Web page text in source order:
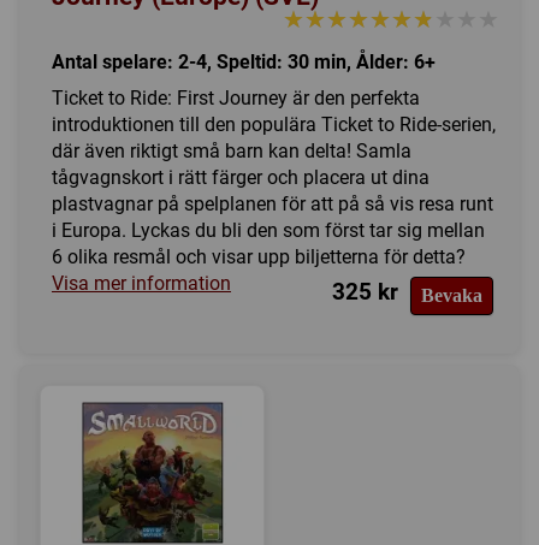
★★★★★★★★★★
★★★★★★★★★★
Antal spelare: 2-4, Speltid: 30 min, Ålder: 6+
Ticket to Ride: First Journey är den perfekta
introduktionen till den populära Ticket to Ride-serien,
där även riktigt små barn kan delta! Samla
tågvagnskort i rätt färger och placera ut dina
plastvagnar på spelplanen för att på så vis resa runt
i Europa. Lyckas du bli den som först tar sig mellan
6 olika resmål och visar upp biljetterna för detta?
Visa mer information
Bevaka
325 kr